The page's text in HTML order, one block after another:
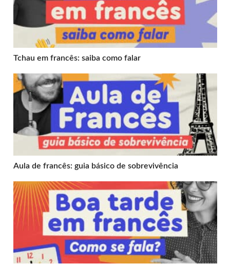
Tchau em francês: saiba como falar
Aula de francês: guia básico de sobrevivência
Aula de francês: guia básico de sobrevivência
Boa tarde em francês: como se fala?